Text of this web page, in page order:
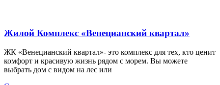
Жилой Комплекс «Венецианский квартал»
ЖК «Венецианский квартал»- это комплекс для тех, кто ценит
комфорт и красивую жизнь рядом с морем. Вы можете
выбрать дом с видом на лес или